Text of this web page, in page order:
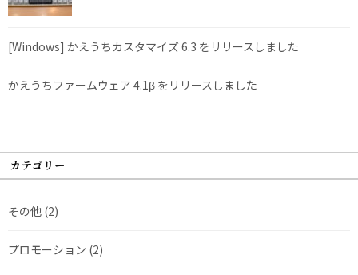
[Windows] かえうちカスタマイズ 6.3 をリリースしました
かえうちファームウェア 4.1β をリリースしました
カテゴリー
その他 (2)
プロモーション (2)